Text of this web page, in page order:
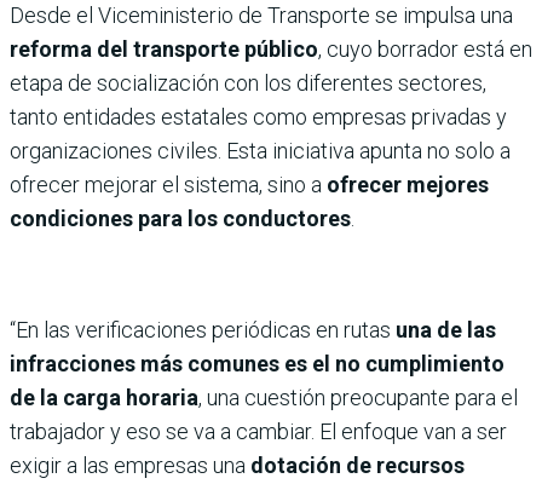
Desde el Viceministerio de Transporte se impulsa una
reforma del transporte público, cuyo borrador está en
etapa de socialización con los diferentes sectores,
tanto entidades estatales como empresas privadas y
organizaciones civiles. Esta iniciativa apunta no solo a
ofrecer mejorar el sistema, sino a ofrecer mejores
condiciones para los conductores
“En las verificaciones periódicas en rutas una de las
infracciones más comunes es el no cumplimiento
de la carga horaria, una cuestión preocupante para el
trabajador y eso se va a cambiar. El enfoque van a ser
exigir a las empresas una dotación de recursos